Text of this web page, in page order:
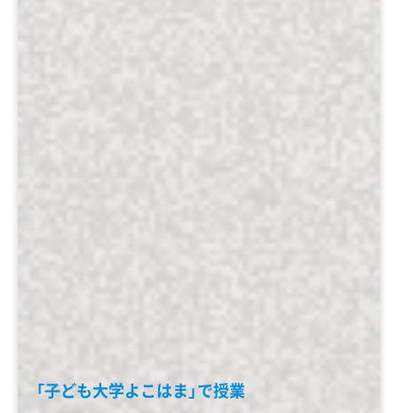
「子ども大学よこはま」で授業